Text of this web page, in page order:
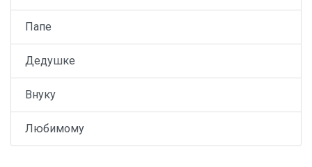
Папе
Дедушке
Внуку
Любимому